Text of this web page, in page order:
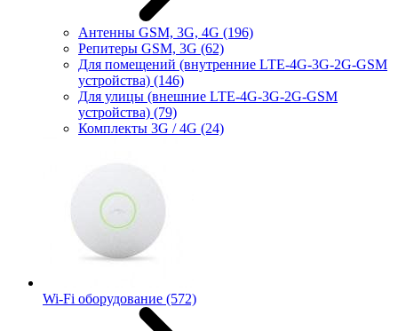
Антенны GSM, 3G, 4G (196)
Репитеры GSM, 3G (62)
Для помещений (внутренние LTE-4G-3G-2G-GSM
устройства) (146)
Для улицы (внешние LTE-4G-3G-2G-GSM
устройства) (79)
Комплекты 3G / 4G (24)
Wi-Fi оборудование (572)